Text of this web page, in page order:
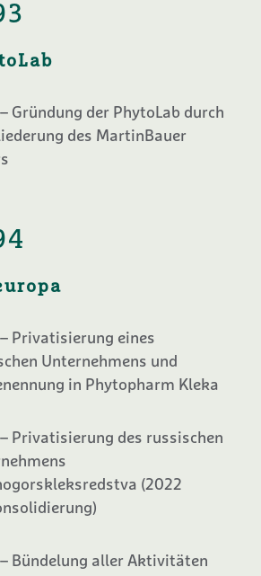
– Gründung der PhytoLab durch
des MartinBauer
– Privatisierung eines
Unternehmens und
in Phytopharm Kleka
– Privatisierung des russischen
(2022
– Bündelung aller Aktivitäten